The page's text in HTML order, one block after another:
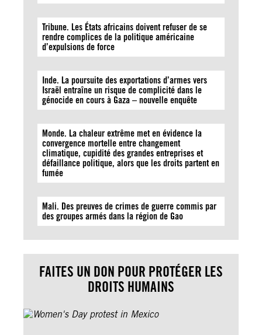
Tribune. Les États africains doivent refuser de se
rendre complices de la politique américaine
d’expulsions de force
Inde. La poursuite des exportations d’armes vers
Israël entraîne un risque de complicité dans le
génocide en cours à Gaza – nouvelle enquête
Monde. La chaleur extrême met en évidence la
convergence mortelle entre changement
climatique, cupidité des grandes entreprises et
défaillance politique, alors que les droits partent en
fumée
Mali. Des preuves de crimes de guerre commis par
des groupes armés dans la région de Gao
FAITES UN DON POUR PROTÉGER LES
DROITS HUMAINS